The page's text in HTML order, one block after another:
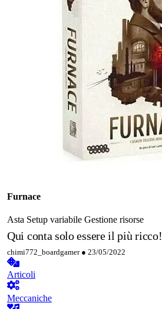
Furnace
Asta Setup variabile Gestione risorse
Qui conta solo essere il più ricco!
chimi772_boardgamer ● 23/05/2022
Articoli
Meccaniche